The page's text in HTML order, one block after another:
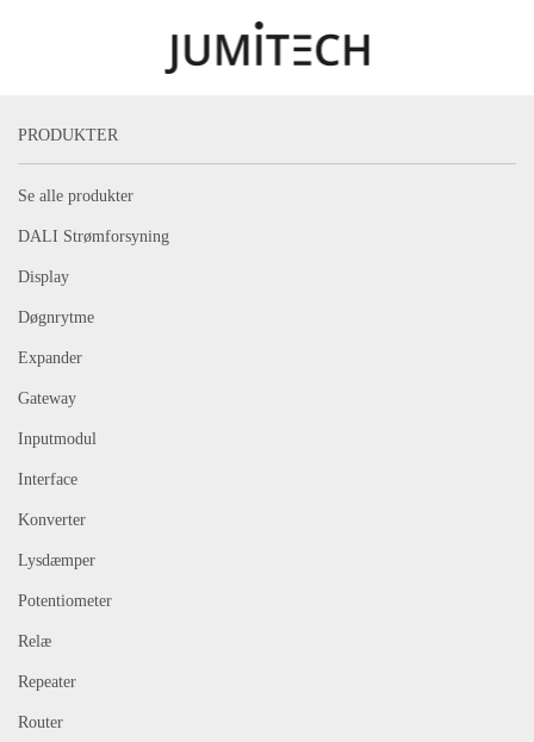
Skip to main content
PRODUKTER
Se alle produkter
DALI Strømforsyning
Display
Døgnrytme
Expander
Gateway
Inputmodul
Interface
Konverter
Lysdæmper
Potentiometer
Relæ
Repeater
Router